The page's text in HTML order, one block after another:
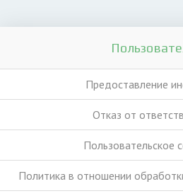
Предоставление
Отказ от
Пользовательское
Политика в отношении